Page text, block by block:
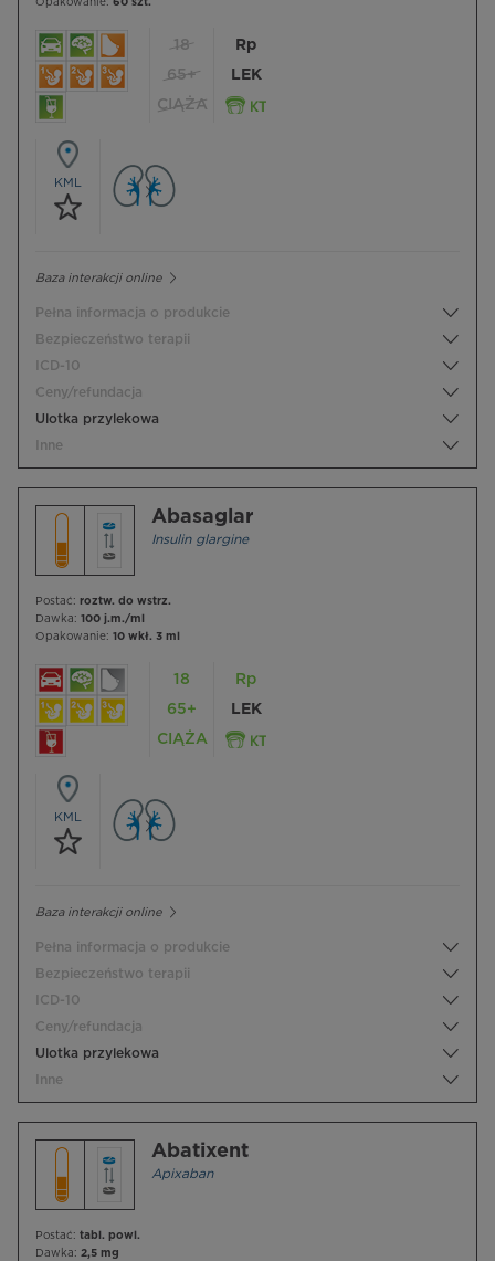
Opakowanie: 60 szt.
18
65+
CIĄŻA
Rp
LEK
KML
Baza interakcji online
Pełna informacja o produkcie
Bezpieczeństwo terapii
ICD-10
Ceny/refundacja
Ulotka przylekowa
Inne
Abasaglar
Insulin glargine
Postać: roztw. do wstrz.
Dawka: 100 j.m./ml
Opakowanie: 10 wkł. 3 ml
18
65+
CIĄŻA
Rp
LEK
KML
Baza interakcji online
Pełna informacja o produkcie
Bezpieczeństwo terapii
ICD-10
Ceny/refundacja
Ulotka przylekowa
Inne
Abatixent
Apixaban
Postać: tabl. powl.
Dawka: 2,5 mg